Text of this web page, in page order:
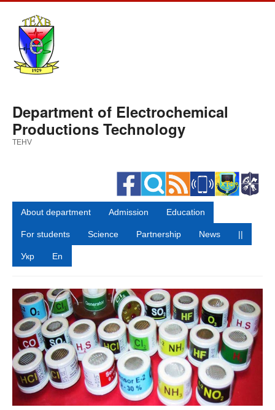
content
Department of Electrochemical
Productions Technology
TEHV
About department Admission Education
For students Science Partnership News ||
Укр En